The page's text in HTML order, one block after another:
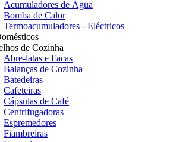
Acumuladores de Água
Bomba de Calor
Termoacumuladores - Eléctricos
de Cozinha
Abre-latas e Facas
Balanças de Cozinha
Batedeiras
Cafeteiras
Cápsulas de Café
Centrifugadoras
Espremedores
Fiambreiras